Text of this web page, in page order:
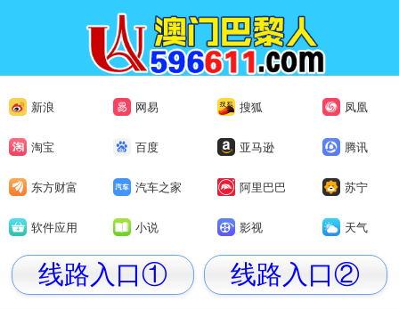
新浪 网易 搜狐 凤凰
淘宝 百度 亚马逊 腾讯
东方财富 汽车之家 阿里巴巴 苏宁
软件应用 小说 影视 天气
线路入口① 线路入口②